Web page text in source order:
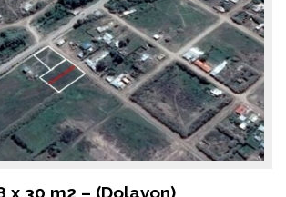
x 30 m2 – (Dolavon)